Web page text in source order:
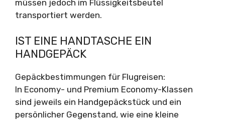
müssen jedoch im Flüssigkeitsbeutel
transportiert werden.
IST EINE HANDTASCHE EIN
HANDGEPÄCK
Gepäckbestimmungen für Flugreisen:
In Economy- und Premium Economy-Klassen
sind jeweils ein Handgepäckstück und ein
persönlicher Gegenstand, wie eine kleine